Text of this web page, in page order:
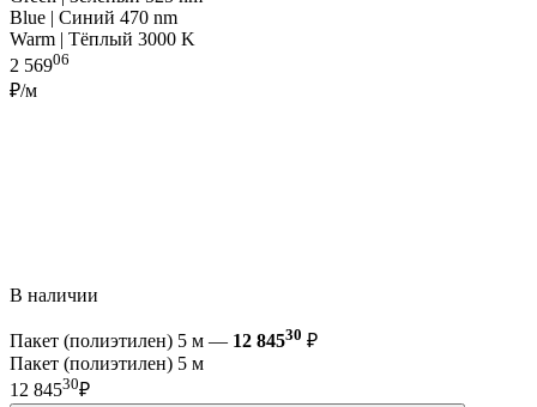
Blue | Синий 470 nm
Warm | Тёплый 3000 K
2 56906
₽/м
В наличии
Пакет (полиэтилен) 5 м — 12 84530 ₽
Пакет (полиэтилен) 5 м
12 84530₽